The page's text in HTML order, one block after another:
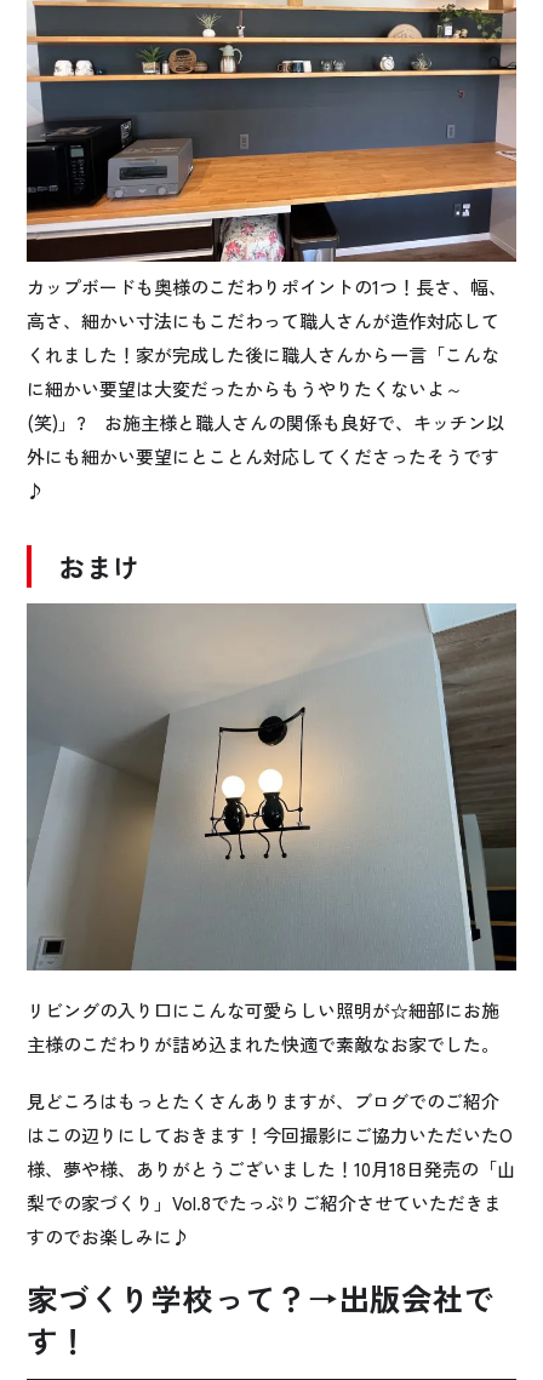
カップボードも奥様のこだわりポイントの1つ！長さ、幅、
高さ、細かい寸法にもこだわって職人さんが造作対応して
くれました！家が完成した後に職人さんから一言「こんな
に細かい要望は大変だったからもうやりたくないよ～
(笑)」? お施主様と職人さんの関係も良好で、キッチン以
外にも細かい要望にとことん対応してくださったそうです
♪
おまけ
リビングの入り口にこんな可愛らしい照明が☆細部にお施
主様のこだわりが詰め込まれた快適で素敵なお家でした。
見どころはもっとたくさんありますが、ブログでのご紹介
はこの辺りにしておきます！今回撮影にご協力いただいたO
様、夢や様、ありがとうございました！10月18日発売の「山
梨での家づくり」Vol.8でたっぷりご紹介させていただきま
すのでお楽しみに♪
家づくり学校って？→出版会社で
す！